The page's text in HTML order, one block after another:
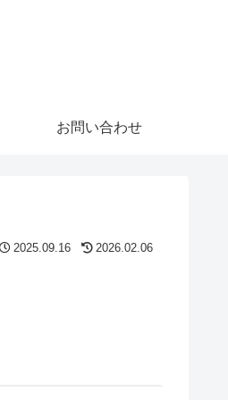
お問い合わせ
2025.09.16 2026.02.06